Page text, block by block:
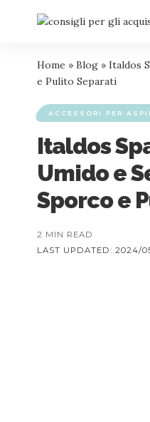
Home » Blog » Italdos
e Pulito Separati
ACCESSORI PER
Italdos
Umido e
Sporco e
LAST UPDATED: 2024/
2 MIN READ